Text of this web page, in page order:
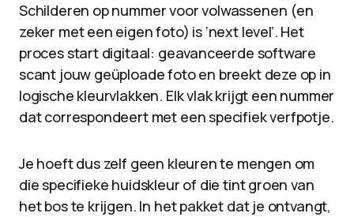
Schilderen op nummer voor volwassenen (en
zeker met een eigen foto) is ‘next level’. Het
proces start digitaal: geavanceerde software
scant jouw geüploade foto en breekt deze op in
logische kleurvlakken. Elk vlak krijgt een nummer
dat correspondeert met een specifiek verfpotje.
Je hoeft dus zelf geen kleuren te mengen om
die specifieke huidskleur of die tint groen van
het bos te krijgen. In het pakket dat je ontvangt,